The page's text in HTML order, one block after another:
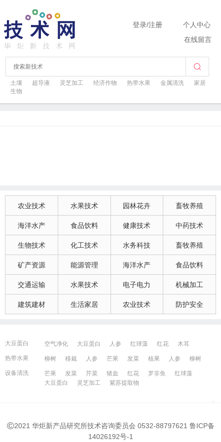
土壤 超导液 灵芝加工 经济作物 热带水果 金属清洗
家居
生物
登录/注册
个人中心
在线留言
农业技术 水果技术 园林花卉 畜牧养殖
海洋水产 食品饮料 健康技术 中药技术
生物技术 化工技术 水务科技 畜牧养殖
矿产资源 能源管理 海洋水产 食品饮料
交通运输 水果技术 电子电力 机械加工
建筑建材 生活家居 农业技术 防护安全
大豆蛋白 空气净化 大豆蛋白 人参 红球藻 红花
木耳
红花
芒果 红球藻 芹菜 养鸭 芒果 芹菜
热带水果 柳树 移栽 人参 芒果 发菜 核果 人参
柳树
大豆蛋白
人参 发菜 猪血 红花 柳树
发菜
宁波百姓网
镇江百姓网 湖州百姓网
设备清洗 芒果 发菜 芹菜 猪血 红花 罗非鱼
红球藻
大豆蛋白
灵芝加工 紫苏提取物
©2021 华炬新产品研究所技术咨询委员会 0532-88797621 鲁ICP备
14026192号-1